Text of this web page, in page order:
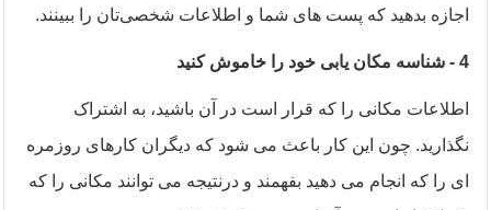
اجازه بدهید که پست های شما و اطلاعات شخصی‌تان را ببینند.
4 - شناسه مکان یابی خود را خاموش کنید
اطلاعات مکانی را که قرار است در آن باشید، به اشتراک
نگذارید. چون این کار باعث می شود که دیگران کارهای روزمره
ای را که انجام می دهید بفهمند و درنتیجه می توانند مکانی را که